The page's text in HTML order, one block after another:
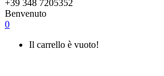
+39 348 7205352
Benvenuto
0
Il carrello è vuoto!